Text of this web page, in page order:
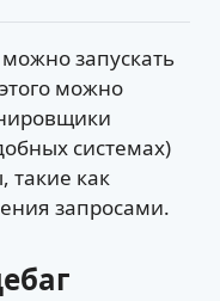
запускать
можно
системах)
такие как
запросами.